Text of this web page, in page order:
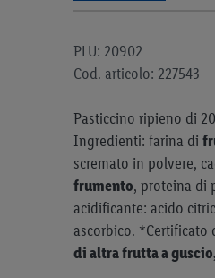
PLU: 20902
Cod. articolo: 227543
Pasticcino ripieno di
Ingredienti: farina di
scremato in polvere,
frumento, proteina di
acidificante: acido
ascorbico. *Certificato
di altra frutta a